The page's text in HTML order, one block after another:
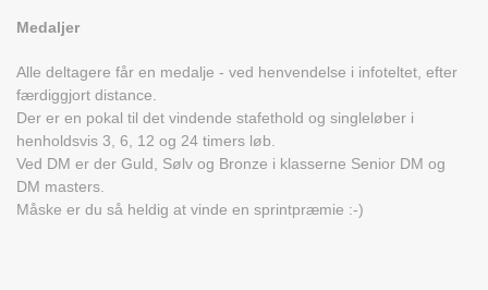
Medaljer
Alle deltagere får en medalje - ved henvendelse i infoteltet, efter
færdiggjort distance.
Der er en pokal til det vindende stafethold og singleløber i
henholdsvis 3, 6, 12 og 24 timers løb.
Ved DM er der Guld, Sølv og Bronze i klasserne Senior DM og
DM masters.
Måske er du så heldig at vinde en sprintpræmie :-)